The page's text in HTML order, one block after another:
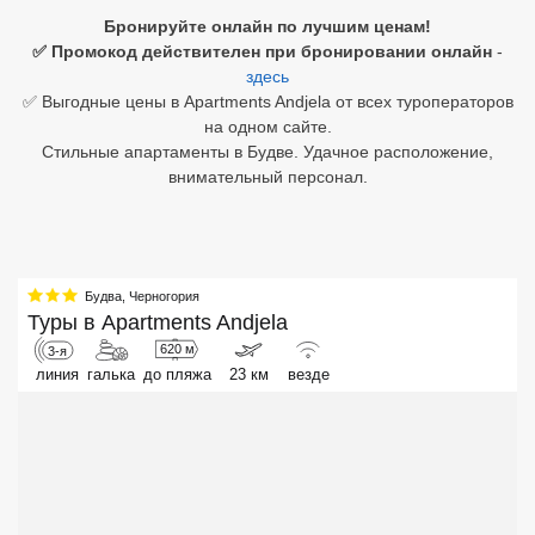
Бронируйте онлайн по лучшим ценам!
✅ Промокод действителен при бронировании онлайн -
здесь
✅ Выгодные цены в Apartments Andjela от всех туроператоров
на одном сайте.
Стильные апартаменты в Будве. Удачное расположение,
внимательный персонал.
Будва, Черногория
Туры в Apartments Andjela
3-я
линия галька
620 м
до пляжа 23 км везде
Египет
Куба
Северный Гоа
Южный Гоа